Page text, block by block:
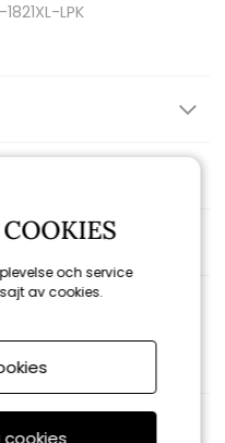
1821XL-LPK
och service
av cookies.
cookies